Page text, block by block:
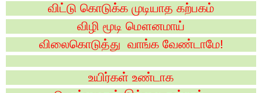
விட்டு கொடுக்க முடியாத கற்பகம்
விழி மூடி மௌனமாய்
விலைகொடுத்து வாங்க வேண்டாமே!
உயிர்கள் உண்டாக